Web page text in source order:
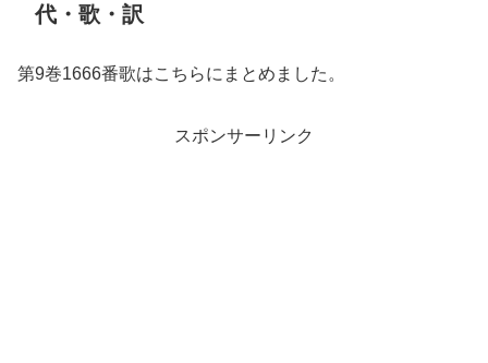
代・歌・訳
第9巻1666番歌はこちらにまとめました。
スポンサーリンク